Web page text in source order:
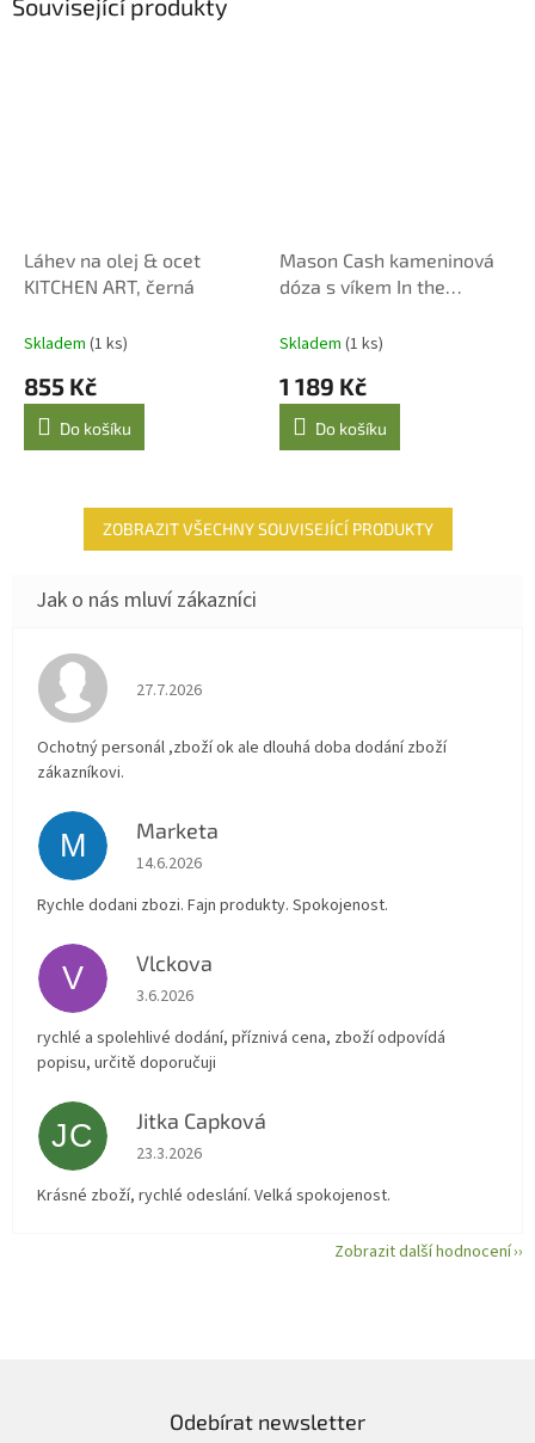
Láhev na olej & ocet
KITCHEN ART, černá
Skladem (1 ks)
855 Kč
Do košíku
Mason Cash kameninová
dóza s víkem In the
Skladem (1 ks)
1 189 Kč
Do košíku
ZOBRAZIT VŠECHNY SOUVISEJÍCÍ PRODUKTY
Hodnocení obchodu je 4 z 5 hvězdiček.
27.7.2026
Ochotný personál ,zboží ok ale dlouhá doba dodání zboží
zákazníkovi.
M Marketa
Hodnocení obchodu je 5 z 5 hvězdiček.
14.6.2026
Rychle dodani zbozi. Fajn produkty. Spokojenost.
V Vlckova
Hodnocení obchodu je 5 z 5 hvězdiček.
3.6.2026
rychlé a spolehlivé dodání, příznivá cena, zboží odpovídá
popisu, určitě doporučuji
JC Jitka Capková
Hodnocení obchodu je 5 z 5 hvězdiček.
23.3.2026
Krásné zboží, rychlé odeslání. Velká spokojenost.
Zobrazit další hodnocení
Odebírat newsletter